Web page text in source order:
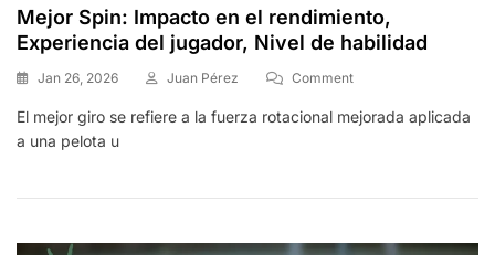
Mejor Spin: Impacto en el rendimiento,
Experiencia del jugador, Nivel de habilidad
Jan 26, 2026 Juan Pérez CommentOn
Spin:
Rendimiento,
Del
El mejor giro se refiere a la fuerza rotacional mejorada aplicada
a una pelota u